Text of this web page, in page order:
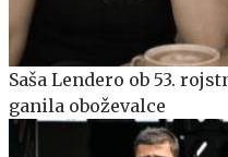
Saša Lendero ob 53.
ganila oboževalce